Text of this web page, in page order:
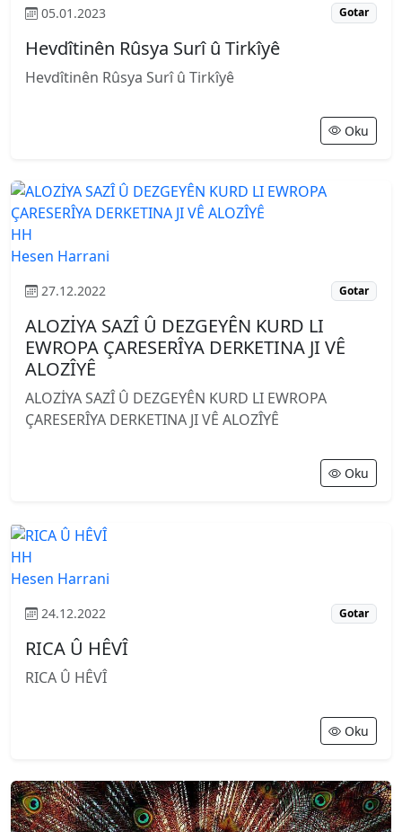
05.01.2023 Gotar
Hevdîtinên Rûsya Surî û Tirkîyê
Hevdîtinên Rûsya Surî û Tirkîyê
Oku
HH
Hesen Harrani
27.12.2022 Gotar
ALOZİYA SAZÎ Û DEZGEYÊN KURD LI
EWROPA ÇARESERÎYA DERKETINA JI VÊ
ALOZÎYÊ
ALOZİYA SAZÎ Û DEZGEYÊN KURD LI EWROPA
ÇARESERÎYA DERKETINA JI VÊ ALOZÎYÊ
Oku
HH
Hesen Harrani
24.12.2022 Gotar
RICA Û HÊVÎ
RICA Û HÊVÎ
Oku